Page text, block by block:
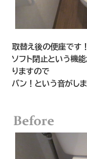
取替え後の便座です！
ソフト閉止という機
りますので
バン！という音がしま